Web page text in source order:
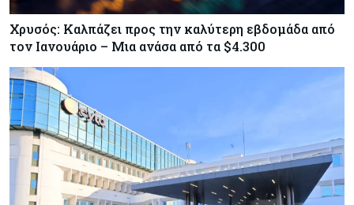
Χρυσός: Καλπάζει προς την καλύτερη εβδομάδα από
τον Ιανουάριο – Μια ανάσα από τα $4.300